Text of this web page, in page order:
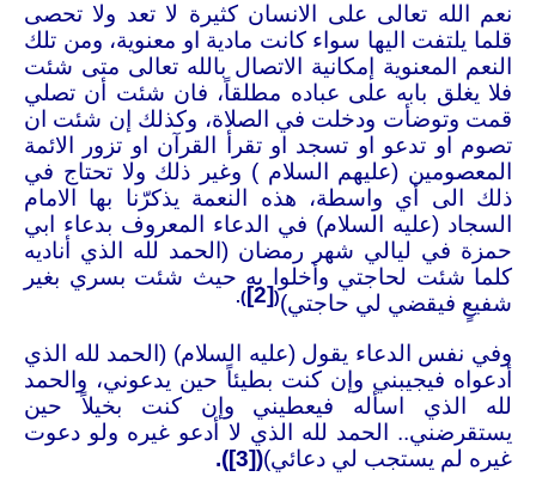
نعم الله تعالى على الانسان كثيرة لا تعد ولا تحصى
قلما يلتفت اليها سواء كانت مادية او معنوية، ومن تلك
النعم المعنوية إمكانية الاتصال بالله تعالى متى شئت
فلا يغلق بابه على عباده مطلقاً، فان شئت أن تصلي
قمت وتوضأت ودخلت في الصلاة، وكذلك إن شئت ان
تصوم او تدعو او تسجد او تقرأ القرآن او تزور الائمة
المعصومين (عليهم السلام ) وغير ذلك ولا تحتاج في
ذلك الى أي واسطة، هذه النعمة يذكرّنا بها الامام
السجاد (عليه السلام) في الدعاء المعروف بدعاء ابي
حمزة في ليالي شهر رمضان (الحمد لله الذي أناديه
كلما شئت لحاجتي وأخلوا به حيث شئت بسري بغير
شفيعٍ فيقضي لي حاجتي)(
[2]
).
وفي نفس الدعاء يقول (عليه السلام) (الحمد لله الذي
أدعواه فيجيبني وإن كنت بطيئاً حين يدعوني، والحمد
لله الذي اسأله فيعطيني وإن كنت بخيلاً حين
يستقرضني.. الحمد لله الذي لا أدعو غيره ولو دعوت
غيره لم يستجب لي دعائي)(
[3]
).